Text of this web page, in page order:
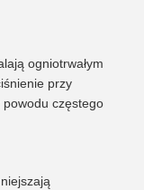
ogniotrwałym
przy
częstego